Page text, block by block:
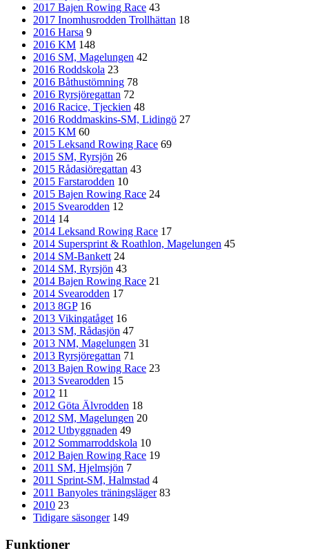
2017 Bajen Rowing Race 43
2017 Inomhusrodden Trollhättan 18
2016 Harsa 9
2016 KM 148
2016 SM, Magelungen 42
2016 Roddskola 23
2016 Båthustömning 78
2016 Ryrsjöregattan 72
2016 Racice, Tjeckien 48
2016 Roddmaskins-SM, Lidingö 27
2015 KM 60
2015 Leksand Rowing Race 69
2015 SM, Ryrsjön 26
2015 Rådasiöregattan 43
2015 Farstarodden 10
2015 Bajen Rowing Race 24
2015 Svearodden 12
2014 14
2014 Leksand Rowing Race 17
2014 Supersprint & Roathlon, Magelungen 45
2014 SM-Bankett 24
2014 SM, Ryrsjön 43
2014 Bajen Rowing Race 21
2014 Svearodden 17
2013 8GP 16
2013 Vikingatåget 16
2013 SM, Rådasjön 47
2013 NM, Magelungen 31
2013 Ryrsjöregattan 71
2013 Bajen Rowing Race 23
2013 Svearodden 15
2012 11
2012 Göta Älvrodden 18
2012 SM, Magelungen 20
2012 Utbyggnaden 49
2012 Sommarroddskola 10
2012 Bajen Rowing Race 19
2011 SM, Hjelmsjön 7
2011 Sprint-SM, Halmstad 4
2011 Banyoles träningsläger 83
2010 23
Tidigare säsonger 149
Funktioner